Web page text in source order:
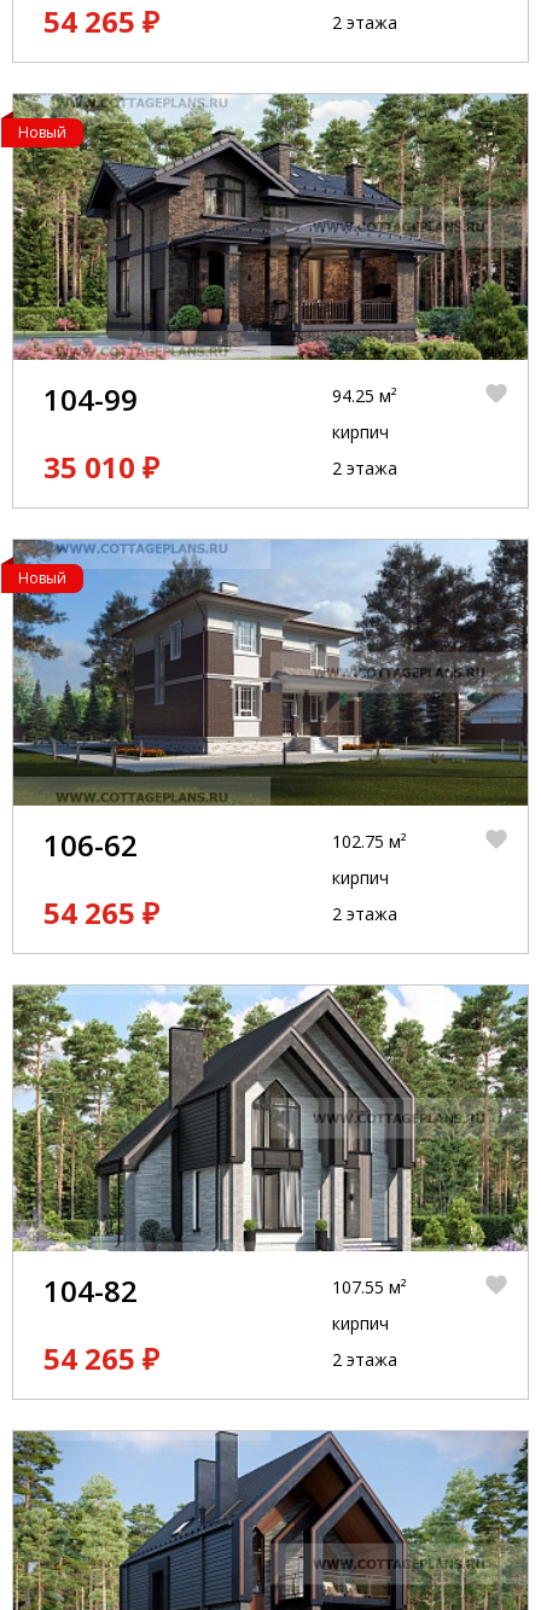
54 265 ₽
2 этажа
Новый
104-99
35 010 ₽
94.25 м²
кирпич
2 этажа
Новый
106-62
54 265 ₽
102.75 м²
кирпич
2 этажа
104-82
54 265 ₽
107.55 м²
кирпич
2 этажа